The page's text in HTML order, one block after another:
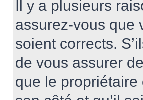
Il y a plusieurs
assurez-vous que
soient corrects.
de vous assurer
que le